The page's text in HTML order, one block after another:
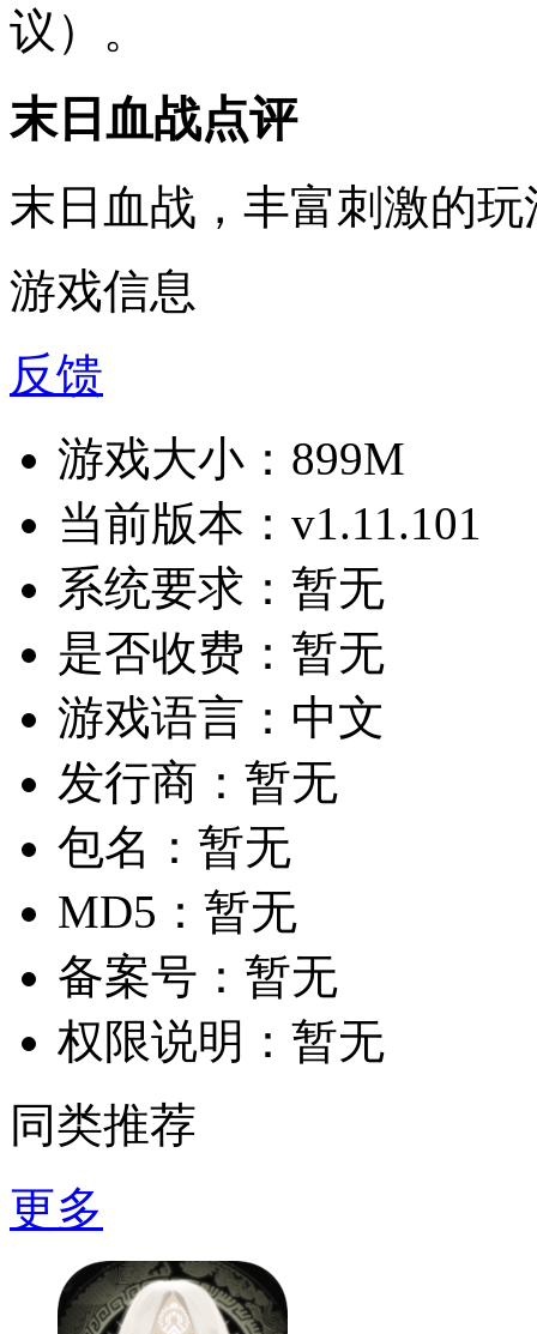
议）。
末日血战点评
末日血战，丰富刺激的
游戏信息
反馈
游戏大小： 899M
当前版本： v1.11.101
系统要求： 暂无
是否收费： 暂无
游戏语言： 中文
发行商： 暂无
包名： 暂无
MD5： 暂无
备案号： 暂无
权限说明： 暂无
同类推荐
更多